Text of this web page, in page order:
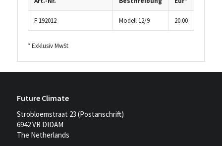
F 192012 Modell 12/9 20.00
* Exklusiv MwSt
Future Climate
Strobloemstraat 23 (Postanschrift)
6942 VR DIDAM
The Netherlands